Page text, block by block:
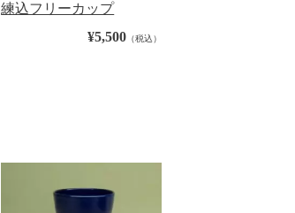
練込フリーカップ
¥5,500（税込）